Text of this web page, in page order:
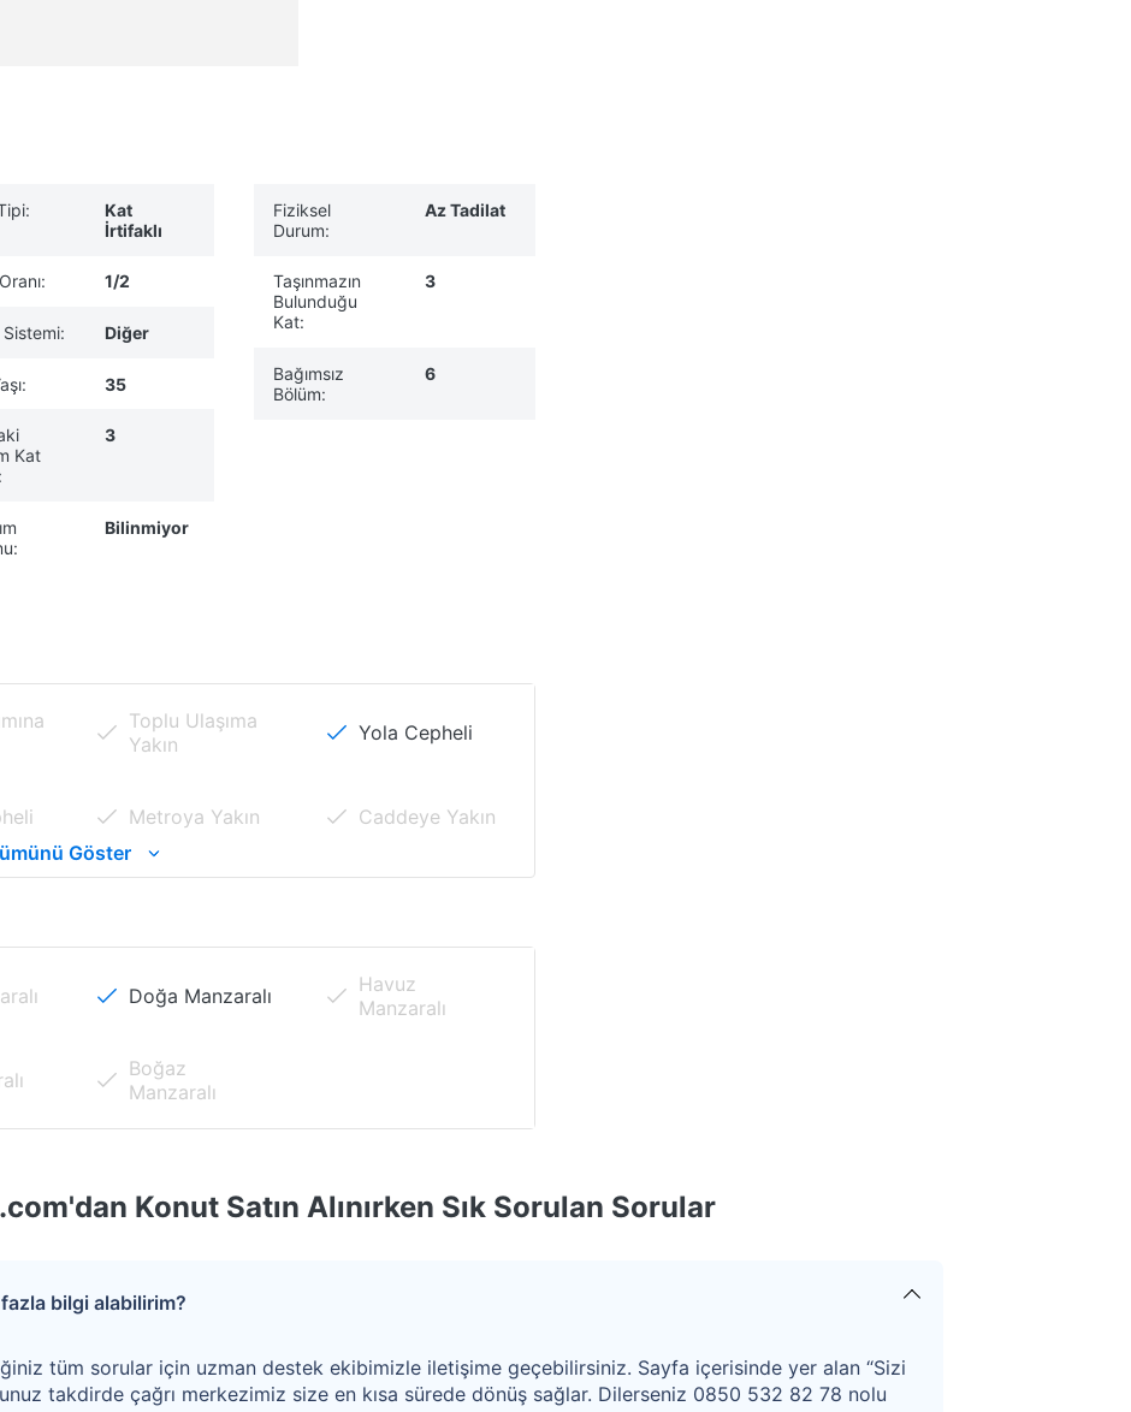
Kat
İrtifaklı
1/2
Sistemi: Diğer
35
Kat
3
Bilinmiyor
Fiziksel
Durum:
Az Tadilat
Taşınmazın
Bulunduğu
Kat:
3
Bağımsız
Bölüm:
6
Toplu Ulaşıma
Yakın
Yola Cepheli
Metroya Yakın Caddeye Yakın
Yakın
Metrobüse
Yakın
Göster
Doğa Manzaralı
Havuz
Manzaralı
Boğaz
Manzaralı
Konut Satın Alınırken Sık Sorulan Sorular
bilgi alabilirim?
tüm sorular için uzman destek ekibimizle iletişime geçebilirsiniz. Sayfa içerisinde yer alan “Sizi
takdirde çağrı merkezimiz size en kısa sürede dönüş sağlar. Dilerseniz 0850 532 82 78 nolu